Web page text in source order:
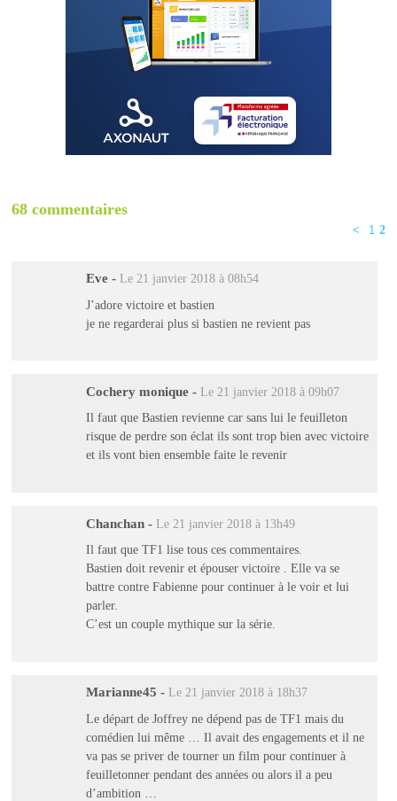
68 commentaires
< 1 2
Eve - Le 21 janvier 2018 à 08h54
J’adore victoire et bastien
je ne regarderai plus si bastien ne revient pas
Cochery monique - Le 21 janvier 2018 à 09h07
Il faut que Bastien revienne car sans lui le feuilleton
risque de perdre son éclat ils sont trop bien avec victoire
et ils vont bien ensemble faite le revenir
Chanchan - Le 21 janvier 2018 à 13h49
Il faut que TF1 lise tous ces commentaires.
Bastien doit revenir et épouser victoire . Elle va se
battre contre Fabienne pour continuer à le voir et lui
parler.
C’est un couple mythique sur la série.
Marianne45 - Le 21 janvier 2018 à 18h37
Le départ de Joffrey ne dépend pas de TF1 mais du
comédien lui même … Il avait des engagements et il ne
va pas se priver de tourner un film pour continuer à
feuilletonner pendant des années ou alors il a peu
d’ambition …